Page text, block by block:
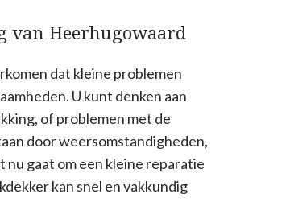
van Heerhugowaard
dat kleine problemen
U kunt denken aan
of problemen met de
door weersomstandigheden,
nu gaat om een kleine reparatie
kan snel en vakkundig